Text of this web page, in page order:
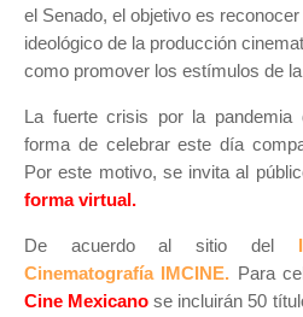
el Senado, el objetivo es
ideológico de la producción
como promover los estímulos de
La fuerte crisis por la
forma de celebrar este día
Por este motivo, se invita al
forma virtual.
De acuerdo al sitio del
Cinematografía IMCINE. Para
Cine Mexicano se incluirán 50